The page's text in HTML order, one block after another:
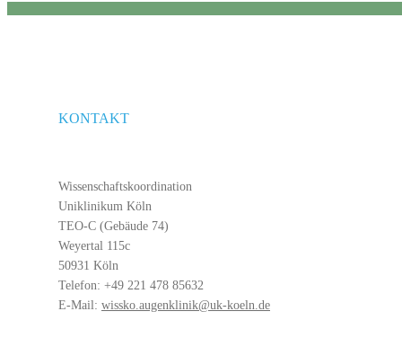
KONTAKT
Wissenschaftskoordination
Uniklinikum Köln
TEO-C (Gebäude 74)
Weyertal 115c
50931 Köln
Telefon: +49 221 478 85632
E-Mail: wissko.augenklinik@uk-koeln.de